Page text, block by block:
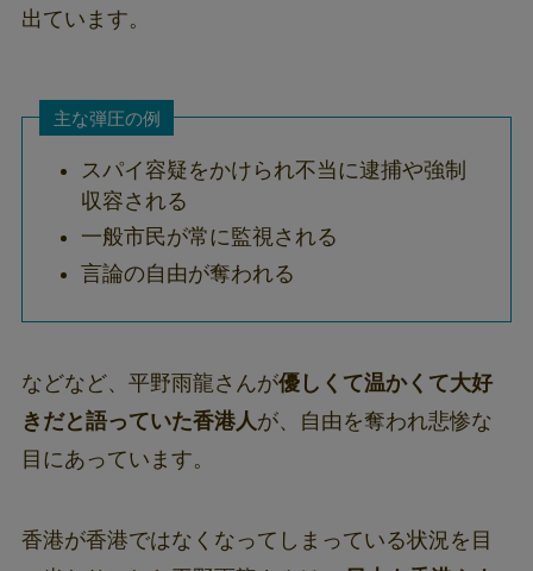
出ています。
主な弾圧の例
スパイ容疑をかけられ不当に逮捕や強制
収容される
一般市民が常に監視される
言論の自由が奪われる
などなど、平野雨龍さんが優しくて温かくて大好
きだと語っていた香港人が、自由を奪われ悲惨な
目にあっています。
香港が香港ではなくなってしまっている状況を目